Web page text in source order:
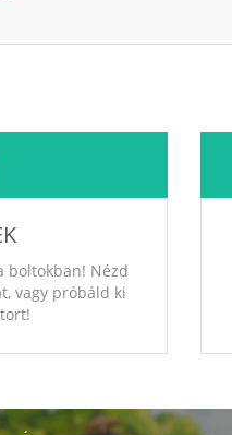
boltokban! Nézd
vagy próbáld ki